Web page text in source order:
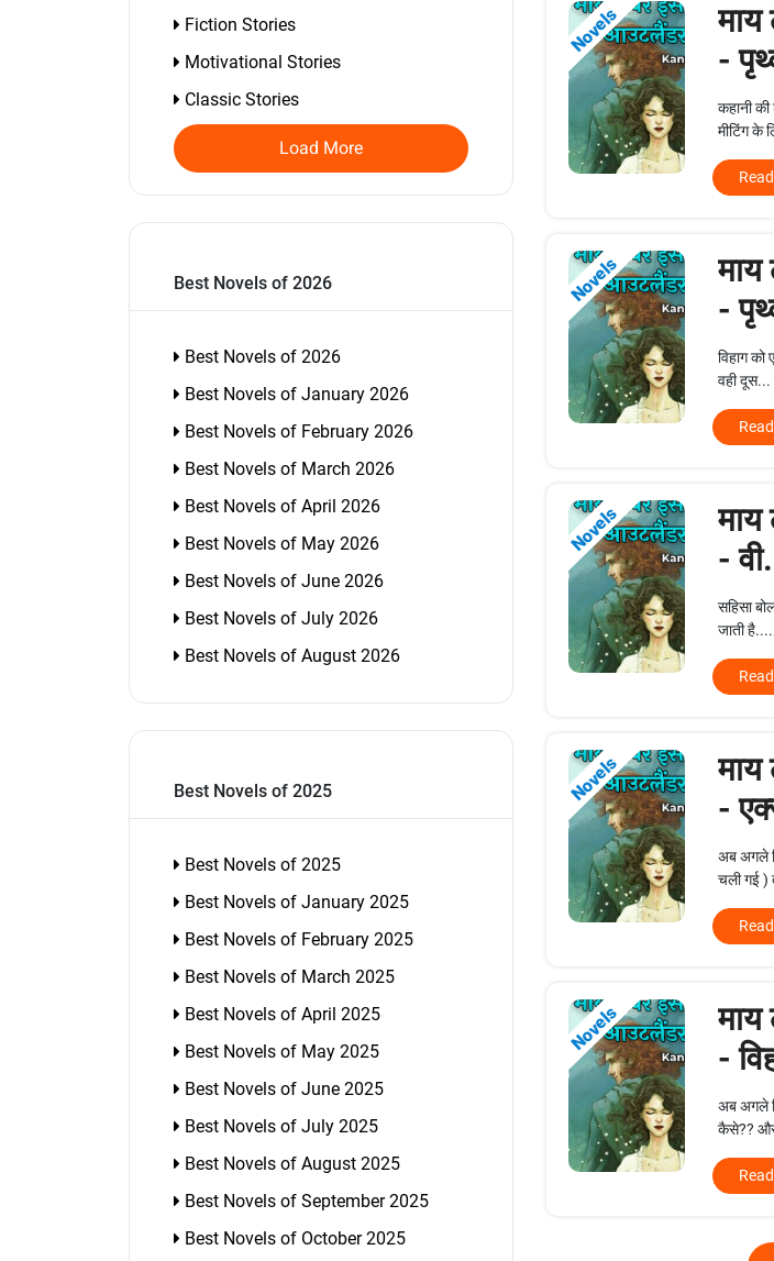
Fiction Stories
Motivational Stories
Classic Stories
Load More
Best Novels of 2026
Best Novels of 2026
Best Novels of January 2026
Best Novels of February 2026
Best Novels of March 2026
Best Novels of April 2026
Best Novels of May 2026
Best Novels of June 2026
Best Novels of July 2026
Best Novels of August 2026
Best Novels of 2025
Best Novels of 2025
Best Novels of January 2025
Best Novels of February 2025
Best Novels of March 2025
Best Novels of April 2025
Best Novels of May 2025
Best Novels of June 2025
Best Novels of July 2025
Best Novels of August 2025
Best Novels of September 2025
Best Novels of October 2025
Novels
-
कहानी
मीटिंग के
Novels
-
विहाग
वही दूस...
Novels
-
सहिसा
जाती
Novels
-
अब अगले
चली गई )
Novels
-
अब अगले
कैसे??